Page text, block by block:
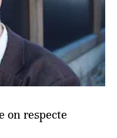
on respecte